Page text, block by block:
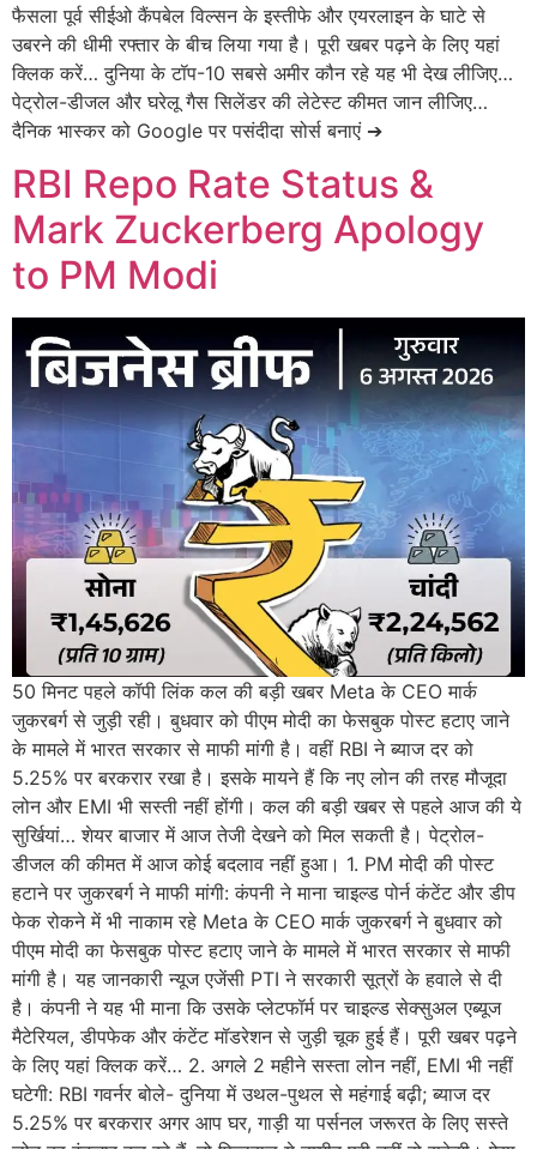
फैसला पूर्व सीईओ कैंपबेल विल्सन के इस्तीफे और एयरलाइन के घाटे से
उबरने की धीमी रफ्तार के बीच लिया गया है। पूरी खबर पढ़ने के लिए यहां
क्लिक करें… दुनिया के टॉप-10 सबसे अमीर कौन रहे यह भी देख लीजिए…
पेट्रोल-डीजल और घरेलू गैस सिलेंडर की लेटेस्ट कीमत जान लीजिए…
दैनिक भास्कर को Google पर पसंदीदा सोर्स बनाएं ➔
RBI Repo Rate Status &
Mark Zuckerberg Apology
to PM Modi
50 मिनट पहले कॉपी लिंक कल की बड़ी खबर Meta के CEO मार्क
जुकरबर्ग से जुड़ी रही। बुधवार को पीएम मोदी का फेसबुक पोस्ट हटाए जाने
के मामले में भारत सरकार से माफी मांगी है। वहीं RBI ने ब्याज दर को
5.25% पर बरकरार रखा है। इसके मायने हैं कि नए लोन की तरह मौजूदा
लोन और EMI भी सस्ती नहीं होंगी। कल की बड़ी खबर से पहले आज की ये
सुर्खियां… शेयर बाजार में आज तेजी देखने को मिल सकती है। पेट्रोल-
डीजल की कीमत में आज कोई बदलाव नहीं हुआ। 1. PM मोदी की पोस्ट
हटाने पर जुकरबर्ग ने माफी मांगी: कंपनी ने माना चाइल्ड पोर्न कंटेंट और डीप
फेक रोकने में भी नाकाम रहे Meta के CEO मार्क जुकरबर्ग ने बुधवार को
पीएम मोदी का फेसबुक पोस्ट हटाए जाने के मामले में भारत सरकार से माफी
मांगी है। यह जानकारी न्यूज एजेंसी PTI ने सरकारी सूत्रों के हवाले से दी
है। कंपनी ने यह भी माना कि उसके प्लेटफॉर्म पर चाइल्ड सेक्सुअल एब्यूज
मैटेरियल, डीपफेक और कंटेंट मॉडरेशन से जुड़ी चूक हुई हैं। पूरी खबर पढ़ने
के लिए यहां क्लिक करें… 2. अगले 2 महीने सस्ता लोन नहीं, EMI भी नहीं
घटेगी: RBI गवर्नर बोले- दुनिया में उथल-पुथल से महंगाई बढ़ी; ब्याज दर
5.25% पर बरकरार अगर आप घर, गाड़ी या पर्सनल जरूरत के लिए सस्ते